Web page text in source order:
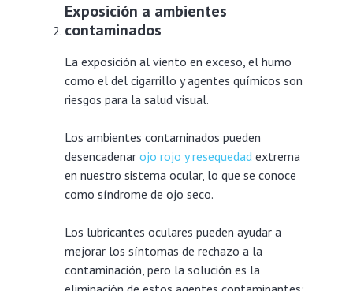
Exposición a ambientes
contaminados
La exposición al viento en exceso, el humo
como el del cigarrillo y agentes químicos son
riesgos para la salud visual.
Los ambientes contaminados pueden
desencadenar ojo rojo y resequedad extrema
en nuestro sistema ocular, lo que se conoce
como síndrome de ojo seco.
Los lubricantes oculares pueden ayudar a
mejorar los síntomas de rechazo a la
contaminación, pero la solución es la